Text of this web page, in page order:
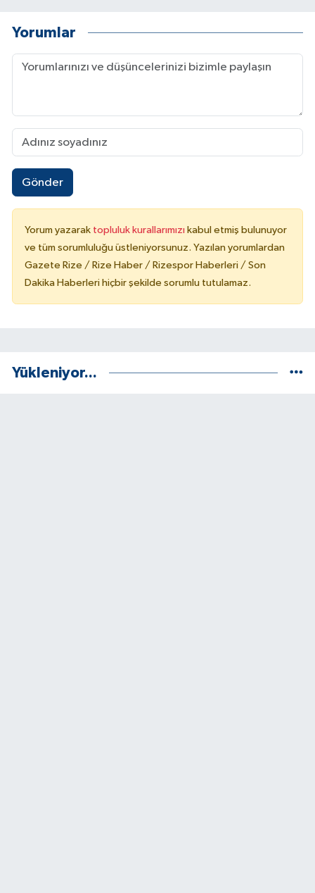
Yorumlar
Gönder
Yorum yazarak topluluk kurallarımızı kabul etmiş bulunuyor
ve tüm sorumluluğu üstleniyorsunuz. Yazılan yorumlardan
Gazete Rize / Rize Haber / Rizespor Haberleri / Son
Dakika Haberleri hiçbir şekilde sorumlu tutulamaz.
Yükleniyor...